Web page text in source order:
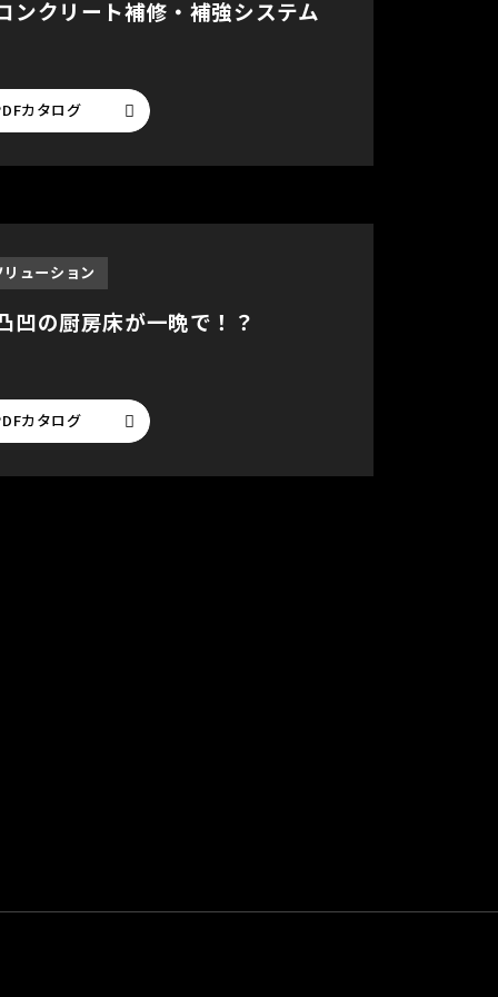
ンクリート補修・補強システム
カタログ
リューション
凹の厨房床が一晩で！？
カタログ